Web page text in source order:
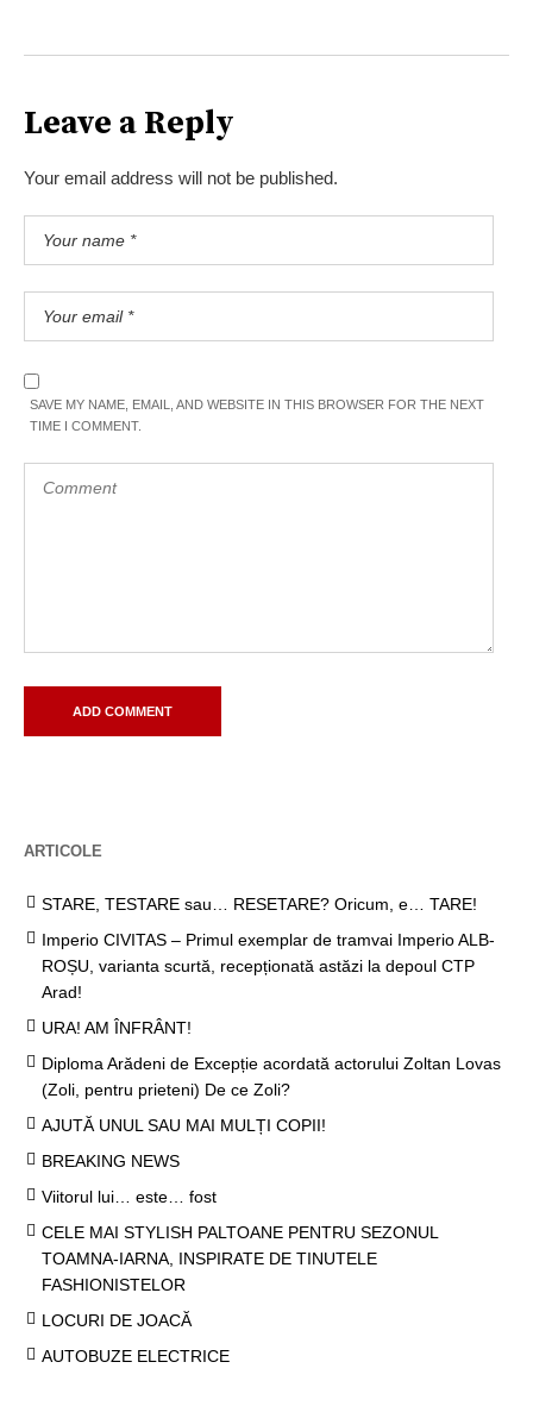
Leave a Reply
Your email address will not be published.
SAVE MY NAME, EMAIL, AND WEBSITE IN THIS BROWSER FOR THE NEXT
TIME I COMMENT.
ARTICOLE
STARE, TESTARE sau… RESETARE? Oricum, e… TARE!
Imperio CIVITAS – Primul exemplar de tramvai Imperio ALB-
ROȘU, varianta scurtă, recepționată astăzi la depoul CTP
Arad!
URA! AM ÎNFRÂNT!
Diploma Arădeni de Excepție acordată actorului Zoltan Lovas
(Zoli, pentru prieteni) De ce Zoli?
AJUTĂ UNUL SAU MAI MULȚI COPII!
BREAKING NEWS
Viitorul lui… este… fost
CELE MAI STYLISH PALTOANE PENTRU SEZONUL
TOAMNA-IARNA, INSPIRATE DE TINUTELE
FASHIONISTELOR
LOCURI DE JOACĂ
AUTOBUZE ELECTRICE